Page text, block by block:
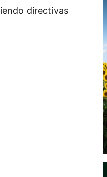
directivas